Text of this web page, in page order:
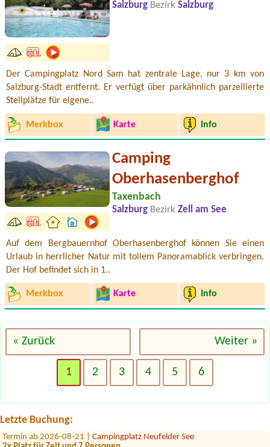
Salzburg Bezirk Salzburg
Der Campingplatz Nord Sam hat zentrale Lage, nur 3 km von
Salzburg-Stadt entfernt. Er verfügt über parkähnlich parzellierte
Stellplätze für eigene..
Merkbox Karte Info
Camping
Oberhasenberghof
Taxenbach
Salzburg Bezirk Zell am See
Auf dem Bergbauernhof Oberhasenberghof können Sie einen
Urlaub in herrlicher Natur mit tollem Panoramablick verbringen.
Der Hof befindet sich in 1..
Merkbox Karte Info
« Zurück Weiter »
1 2 3 4 5 6
Letzte Buchung:
1 x Stellplatz für Van (6m lang) mit Strom Zuganh
Termin ab 2026-08-11 | Romantik-Camping Wolfgangsee Lindenstrand
1x tent place for 2 people
Termin ab 2026-08-13 |Seecamping Appesbach
1x place for tent 2 people and dog
Termin ab 2026-08-21 | Campingplatz Neufelder See
2x Platz für Zelt und 7 Personen